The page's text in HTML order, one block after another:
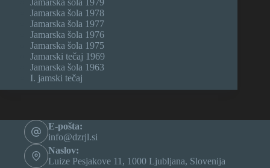
Jamarska šola 1978
Jamarska šola 1977
Jamarska šola 1976
Jamarska šola 1975
Jamarski tečaj 1969
Jamarska šola 1963
I. jamski tečaj
E-pošta:
info@dzrjl.si
Naslov:
Luize Pesjakove 11, 1000 Ljubljana, Slovenija